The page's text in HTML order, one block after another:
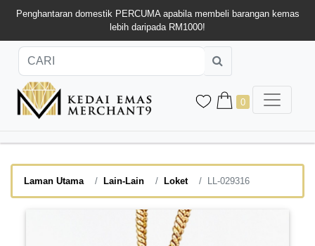
Penghantaran domestik PERCUMA apabila membeli barangan kemas
lebih daripada RM1000!
0
Laman Utama Lain-Lain Loket LL-029316